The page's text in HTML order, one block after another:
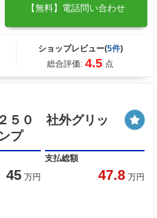
【無料】電話問い合わせ
ショップレビュー(5件)
総合評価: 4.5 点
５０ 社外グリッ
プ
45 万円
支払総額
47.8 万円